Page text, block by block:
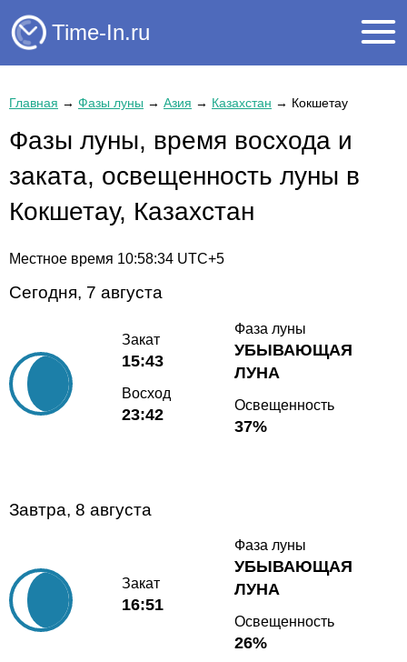
Time-In.ru
Главная → Фазы луны → Азия → Казахстан → Кокшетау
Фазы луны, время восхода и
заката, освещенность луны в
Кокшетау, Казахстан
Местное время 10:58:35 UTC+5
Сегодня, 7 августа
Закат
15:43
Восход
23:42
Фаза луны
УБЫВАЮЩАЯ
ЛУНА
Освещенность
37%
Завтра, 8 августа
Закат
16:51
Фаза луны
УБЫВАЮЩАЯ
ЛУНА
Освещенность
26%